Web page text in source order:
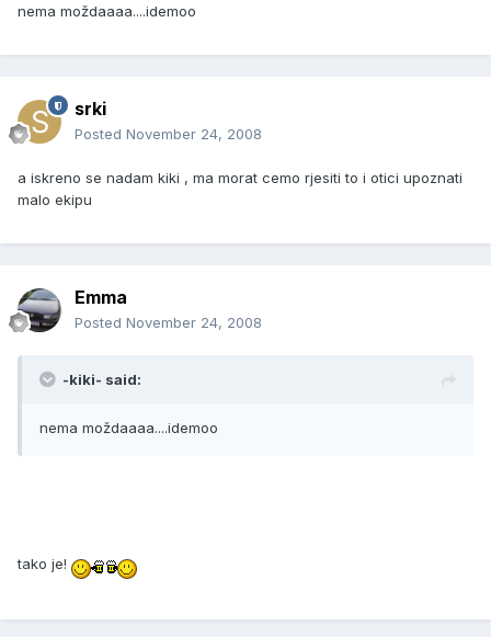
nema moždaaaa....idemoo
srki
Posted November 24, 2008
a iskreno se nadam kiki , ma morat cemo rjesiti to i otici upoznati
malo ekipu
Emma
Posted November 24, 2008
-kiki- said:
nema moždaaaa....idemoo
tako je!